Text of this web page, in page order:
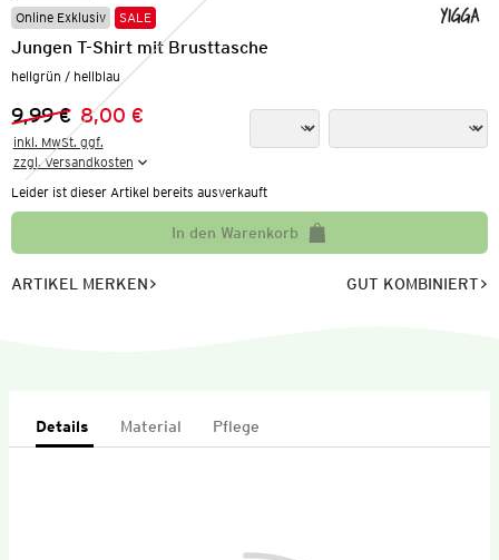
Online Exklusiv SALE
Jungen T-Shirt mit Brusttasche
hellgrün / hellblau
Vorheriger Preis:
9,99 €
Neuer Preis:
8,00 €
inkl. MwSt. ggf.
zzgl. Versandkosten
Leider ist dieser Artikel bereits ausverkauft
In den Warenkorb
ARTIKEL MERKEN GUT KOMBINIERT
Details Material Pflege